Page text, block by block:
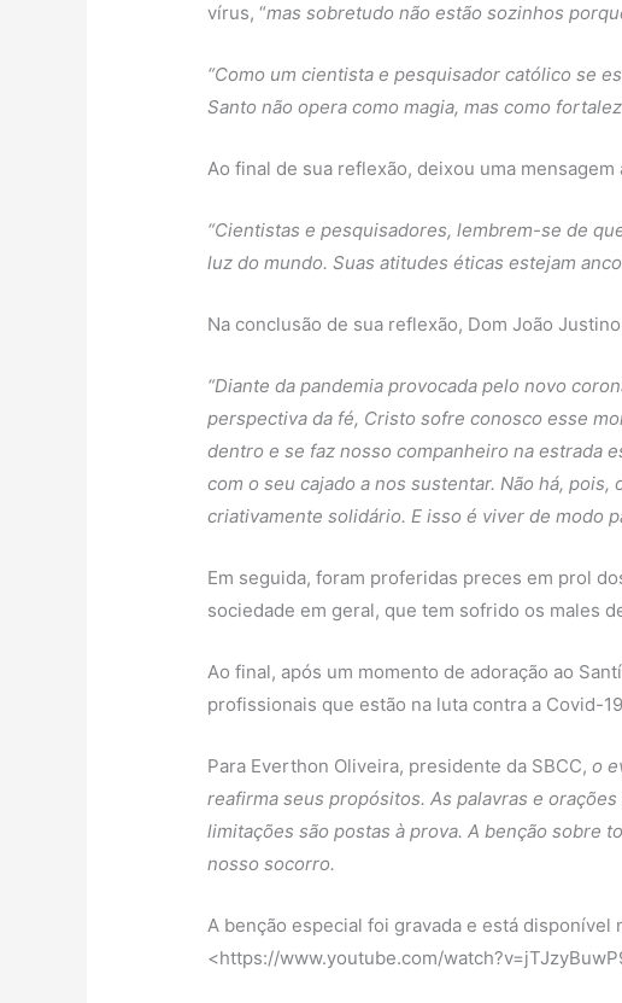
vírus, “mas sobretudo não estão sozinhos
“Como um cientista e pesquisador católico se
Santo não opera como magia, mas como
Ao final de sua reflexão, deixou uma
“Cientistas e pesquisadores, lembrem-se de
luz do mundo. Suas atitudes éticas estejam
Na conclusão de sua reflexão, Dom João
“Diante da pandemia provocada pelo novo
perspectiva da fé, Cristo sofre conosco esse
dentro e se faz nosso companheiro na estrada
com o seu cajado a nos sustentar. Não há,
criativamente solidário. E isso é viver de modo
Em seguida, foram proferidas preces em prol
sociedade em geral, que tem sofrido os males
Ao final, após um momento de adoração ao
profissionais que estão na luta contra a Covid-
Para Everthon Oliveira, presidente da SBCC,o
reafirma seus propósitos. As palavras e
limitações são postas à prova. A benção sobre
nosso socorro.
A benção especial foi gravada e está
<https://www.youtube.com/